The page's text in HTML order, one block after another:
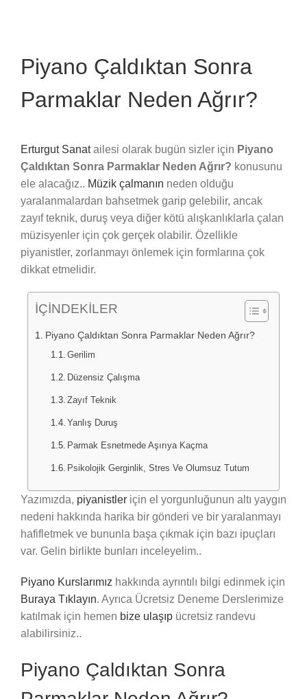
Piyano Çaldıktan Sonra
Parmaklar Neden Ağrır?
Erturgut Sanatailesi olarak bugün sizler için Piyano
Çaldıktan Sonra Parmaklar Neden Ağrır? konusunu
ele alacağız.. Müzik çalmanın neden olduğu
yaralanmalardan bahsetmek garip gelebilir, ancak
zayıf teknik, duruş veya diğer kötü alışkanlıklarla çalan
müzisyenler için çok gerçek olabilir. Özellikle
piyanistler, zorlanmayı önlemek için formlarına çok
dikkat etmelidir.
İÇİNDEKİLER
Piyano Çaldıktan Sonra Parmaklar Neden Ağrır?
Gerilim
Düzensiz Çalışma
Zayıf Teknik
Yanlış Duruş
Parmak Esnetmede Aşırıya Kaçma
Psikolojik Gerginlik, Stres Ve Olumsuz Tutum
Yazımızda, piyanistler için el yorgunluğunun altı yaygın
nedeni hakkında harika bir gönderi ve bir yaralanmayı
hafifletmek ve bununla başa çıkmak için bazı ipuçları
var. Gelin birlikte bunları inceleyelim..
Piyano Kurslarımız hakkında ayrıntılı bilgi edinmek için
Buraya Tıklayın. Ayrıca Ücretsiz Deneme Derslerimize
katılmak için hemen bize ulaşıp ücretsiz randevu
alabilirsiniz..
Piyano Çaldıktan Sonra